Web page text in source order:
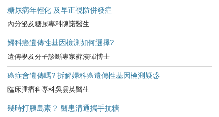
糖尿病年輕化 及早正視防併發症
內分泌及糖尿專科陳諾醫生
婦科癌遺傳性基因檢測如何選擇?
遺傳學及分子診斷專家蘇漢暉博士
癌症會遺傳嗎? 拆解婦科癌遺傳性基因檢測疑惑
臨床腫瘤科專科吳雲英醫生
幾時打胰島素？ 醫患溝通攜手抗糖